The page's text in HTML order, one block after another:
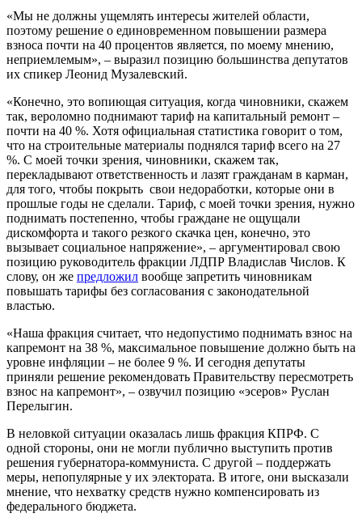
«Мы не должны ущемлять интересы жителей области,
поэтому решение о единовременном повышении размера
взноса почти на 40 процентов является, по моему мнению,
неприемлемым», – выразил позицию большинства депутатов
их спикер Леонид Музалевский.
«Конечно, это вопиющая ситуация, когда чиновники, скажем
так, вероломно поднимают тариф на капитальный ремонт –
почти на 40 %. Хотя официальная статистика говорит о том,
что на строительные материалы поднялся тариф всего на 27
%. С моей точки зрения, чиновники, скажем так,
перекладывают ответственность и лазят гражданам в карман,
для того, чтобы покрыть свои недоработки, которые они в
прошлые годы не сделали. Тариф, с моей точки зрения, нужно
поднимать постепенно, чтобы граждане не ощущали
дискомфорта и такого резкого скачка цен, конечно, это
вызывает социальное напряжение», – аргументировал свою
позицию руководитель фракции ЛДПР Владислав Числов. К
слову, он же предложил вообще запретить чиновникам
повышать тарифы без согласования с законодательной
властью.
«Наша фракция считает, что недопустимо поднимать взнос на
капремонт на 38 %, максимальное повышение должно быть на
уровне инфляции – не более 9 %. И сегодня депутаты
приняли решение рекомендовать Правительству пересмотреть
взнос на капремонт», – озвучил позицию «эсеров» Руслан
Перелыгин.
В неловкой ситуации оказалась лишь фракция КПРФ. С
одной стороны, они не могли публично выступить против
решения губернатора-коммуниста. С другой – поддержать
меры, непопулярные у их электората. В итоге, они высказали
мнение, что нехватку средств нужно компенсировать из
федерального бюджета.